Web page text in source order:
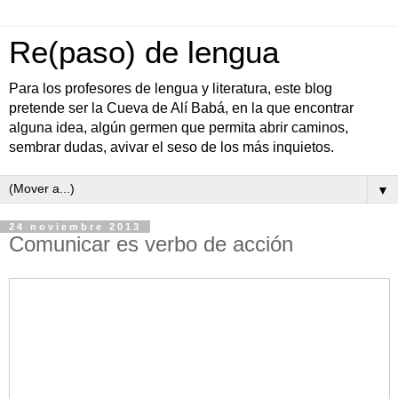
Re(paso) de lengua
Para los profesores de lengua y literatura, este blog
pretende ser la Cueva de Alí Babá, en la que encontrar
alguna idea, algún germen que permita abrir caminos,
sembrar dudas, avivar el seso de los más inquietos.
▼
24 noviembre 2013
Comunicar es verbo de acción